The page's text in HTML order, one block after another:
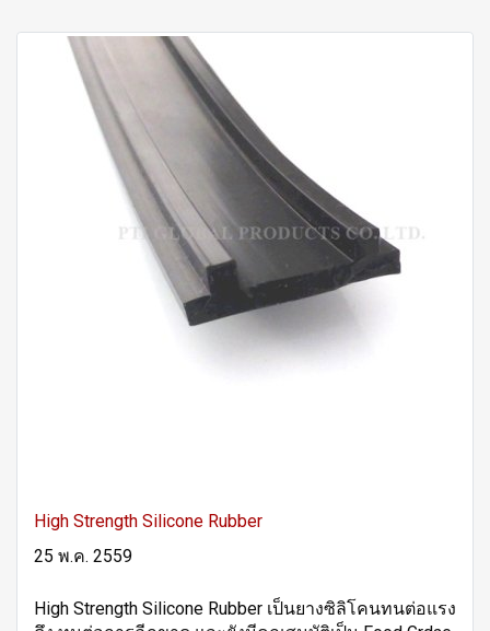
High Strength Silicone Rubber
25 พ.ค. 2559
High Strength Silicone Rubber เป็นยางซิลิโคนทนต่อแรง